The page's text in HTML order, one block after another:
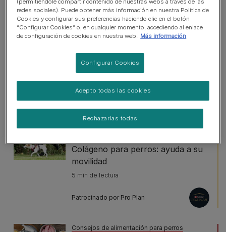
Artículos más vistos
Cómo dar brillo al pelo de tu perro
6 min de lectura
Colágeno para perros: ayuda a su
movilidad
5 min de lectura
Patrocinado por Pro Plan
Consejos de alimentación para perros
redes sociales). Puede obtener más información en nuestra Política de
Cookies y configurar sus preferencias haciendo clic en el botón
“Configurar Cookies” o, en cualquier momento, accediendo al enlace
de configuración de cookies en nuestra web.
Más información
Configurar Cookies
Rechazarlas todas
Acepto todas las cookies